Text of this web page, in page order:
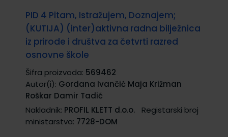
PID 4 Pitam, Istražujem, Doznajem;
(KUTIJA) (inter)aktivna radna bilježnica
iz prirode i društva za četvrti razred
osnovne škole
Šifra proizvoda: 569462
Autor(i): Gordana Ivančić Maja Križman
Roškar Damir Tadić
Nakladnik: PROFIL KLETT d.o.o.
Registarski broj
ministarstva: 7728-DOM